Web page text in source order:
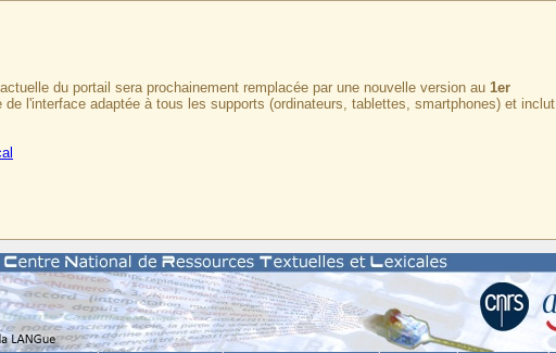
du portail sera prochainement remplacée par une nouvelle version au 1er
l'interface adaptée à tous les supports (ordinateurs, tablettes, smartphones) et inclut